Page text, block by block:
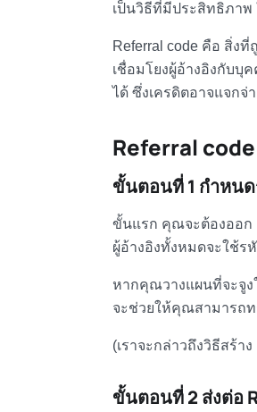
เป็นวิธีที่มีประสิทธิภาพ
Referral code คือ สิ่งที่
เชื่อมโยงผู้อ้างอิงกับบุ
ได้ ซึ่งเครดิตอาจแจกจ่
Referral code
ขั้นตอนที่ 1 กำหน
ขั้นแรก คุณจะต้องออก
ผู้อ้างอิงทั้งหมดจะใช้ร
หากคุณวางแผนที่จะจูง
จะช่วยให้คุณสามารถท
(เราจะกล่าวถึงวิธีสร้า
ขั้นตอนที่ 2 ส่งต่อ